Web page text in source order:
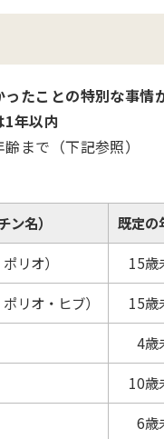
たことの特別な事情
年以内
まで（下記参照）
名）
既定の
リオ）
15歳
リオ・ヒブ）
15歳
4歳
10歳
6歳